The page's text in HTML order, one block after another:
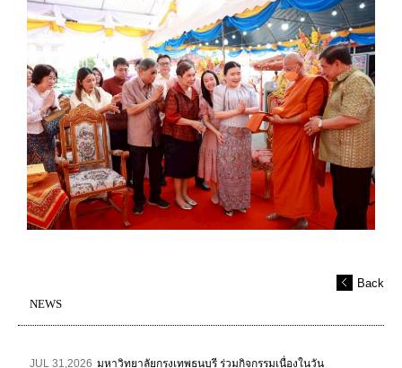
Back
NEWS
JUL 31,2026 มหาวิทยาลัยกรุงเทพธนบุรี ร่วมกิจกรรมเนื่องในวัน